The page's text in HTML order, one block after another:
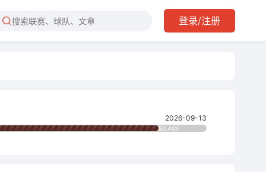
登录/注册
2026-09-13
82.44%